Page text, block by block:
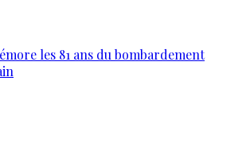
les 81 ans du bombardement